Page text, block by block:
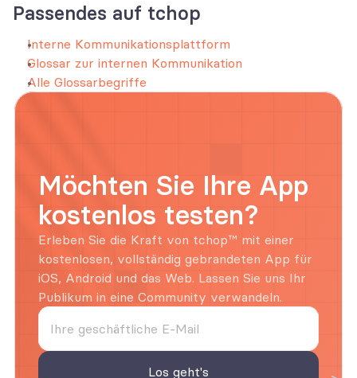
Passendes auf tchop
Interne Kommunikationsplattform
Glossar zur internen Kommunikation
Alle Glossarbegriffe
Möchten Sie Ihre App
kostenlos testen?
Erleben Sie die Kraft von tchop™ mit einer
kostenlosen, vollständig gebrandeten App für
iOS, Android und das Web. Lassen Sie uns Ihr
Publikum in eine Community verwandeln.